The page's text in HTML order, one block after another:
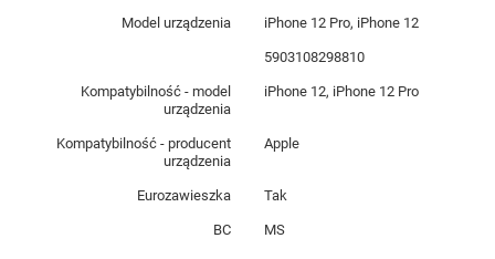
Model urządzenia iPhone 12 Pro, iPhone 12
5903108298810
Kompatybilność - model
urządzenia
iPhone 12, iPhone 12 Pro
Kompatybilność - producent
urządzenia
Apple
Eurozawieszka Tak
BC MS